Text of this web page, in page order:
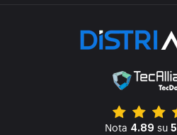
Nota 4.89 su 5